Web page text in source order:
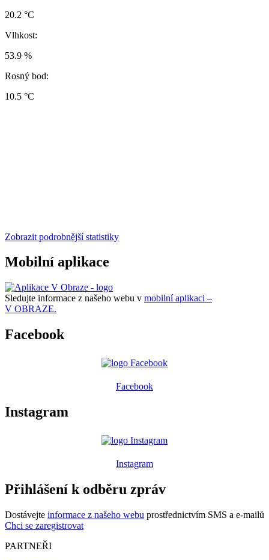
20.2 °C
Vlhkost:
53.9 %
Rosný bod:
10.5 °C
Zobrazit podrobnější statistiky
Mobilní aplikace
Sledujte informace z našeho webu v mobilní aplikaci –
V OBRAZE.
Facebook
Facebook
Instagram
Instagram
Přihlášení k odběru zpráv
Dostávejte informace z našeho webu prostřednictvím SMS a e-mailů
Chci se zaregistrovat
PARTNEŘI